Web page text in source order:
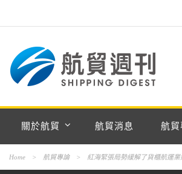
關於航貿 航貿消息 航貿
Home > 航貿專論 > 紅海緊張局勢緩解了貨櫃航運